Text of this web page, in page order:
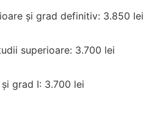
și grad definitiv: 3.850 lei
superioare: 3.700 lei
grad I: 3.700 lei